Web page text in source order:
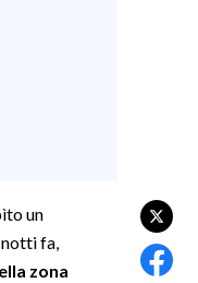
un
fa,
zona